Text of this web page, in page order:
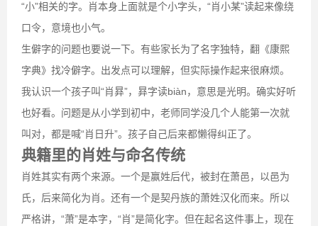
“小”相关的字。肖本身上面就是个小字头，“肖小某”读起来像绕
口令，意境也小气。
生僻字的问题也要说一下。有些家长为了名字独特，翻《康熙
字典》找冷僻字。出发点可以理解，但实际操作起来很麻烦。
我认识一个孩子叫“肖昪”，昪字读biàn，意思是光明。确实好听
也好看。问题是从小学到初中，老师同学没几个人能第一次就
叫对，都是喊“肖日升”。孩子自己后来都懒得纠正了。
典籍里的肖姓与命名传统
肖姓其实有两个来源。一个是赢姓后代，被封在萧邑，以邑为
氏，后来简化为肖。还有一个是契丹族的萧姓汉化而来。所以
严格讲，“萧”是本字，“肖”是简化字。但在起名这件事上，现在